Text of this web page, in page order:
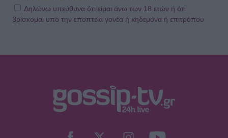
MEDIA
Κρατερός Κατσούλης: «Δεν υπάρχει
Δηλώνω υπεύθυνα ότι είμαι άνω των 18 ετών ή ότι
βρίσκομαι υπό την εποπτεία γονέα ή κηδεμόνα ή επιτρόπου